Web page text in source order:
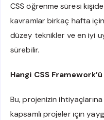
CSS öğrenme süresi
kavramlar birkaç hafta
düzey teknikler ve en iyi
sürebilir.
Hangi CSS
Bu, projenizin
kapsamlı projeler için